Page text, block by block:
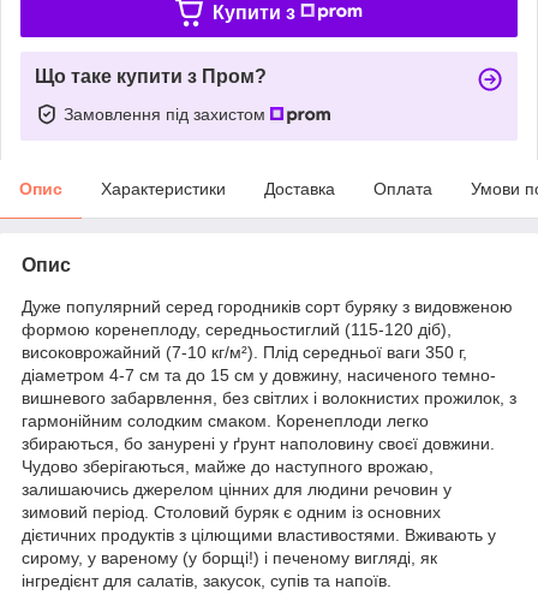
Купити з
Що таке купити з Пром?
Замовлення під захистом
Опис Характеристики Доставка Оплата Умови
Опис
Дуже популярний серед городників сорт буряку з видовженою
формою коренеплоду, середньостиглий (115-120 діб),
високоврожайний (7-10 кг/м²). Плід середньої ваги 350 г,
діаметром 4-7 см та до 15 см у довжину, насиченого темно-
вишневого забарвлення, без світлих і волокнистих прожилок, з
гармонійним солодким смаком. Коренеплоди легко
збираються, бо занурені у ґрунт наполовину своєї довжини.
Чудово зберігаються, майже до наступного врожаю,
залишаючись джерелом цінних для людини речовин у
зимовий період. Столовий буряк є одним із основних
дієтичних продуктів з цілющими властивостями. Вживають у
сирому, у вареному (у борщі!) і печеному вигляді, як
інгредієнт для салатів, закусок, супів та напоїв.